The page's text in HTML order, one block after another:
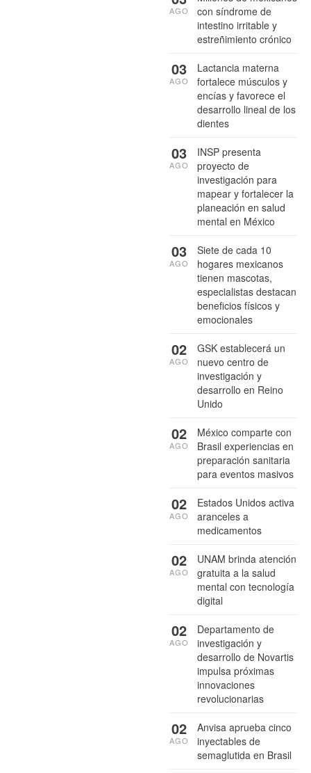
con síndrome de
intestino irritable y
estreñimiento crónico
AGO
Lactancia materna
fortalece músculos y
encías y favorece el
desarrollo lineal de los
dientes
03
AGO
INSP presenta
proyecto de
investigación para
mapear y fortalecer la
planeación en salud
mental en México
03
AGO
Siete de cada 10
hogares mexicanos
tienen mascotas,
especialistas destacan
beneficios físicos y
emocionales
03
AGO
GSK establecerá un
nuevo centro de
investigación y
desarrollo en Reino
Unido
02
AGO
México comparte con
Brasil experiencias en
preparación sanitaria
para eventos masivos
02
AGO
Estados Unidos activa
aranceles a
medicamentos
02
AGO
UNAM brinda atención
gratuita a la salud
mental con tecnología
digital
02
AGO
Departamento de
investigación y
desarrollo de Novartis
impulsa próximas
innovaciones
revolucionarias
02
AGO
Anvisa aprueba cinco
inyectables de
semaglutida en Brasil
02
AGO